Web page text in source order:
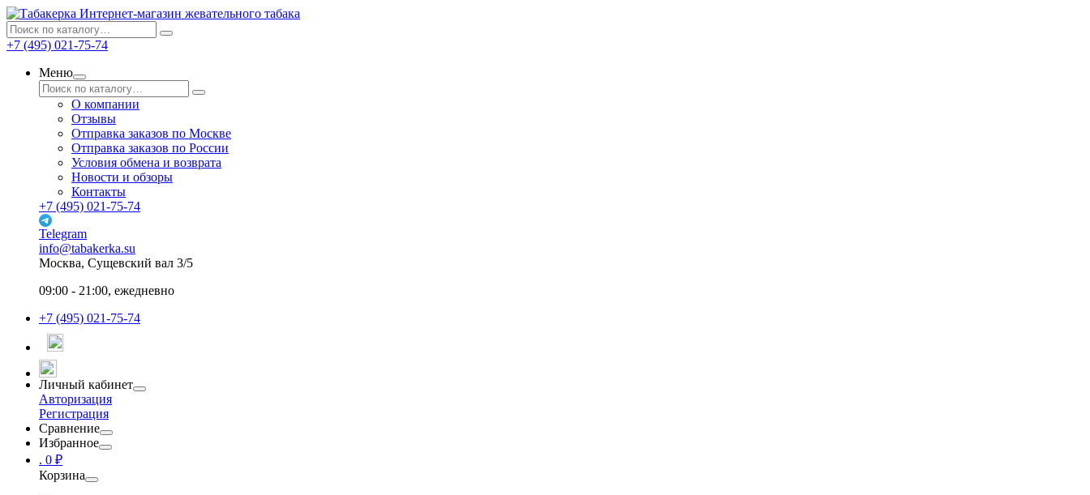
Интернет-магазин жевательного табака
+7 (495) 021-75-74
Меню
О компании
Отзывы
Отправка заказов по Москве
Отправка заказов по России
Условия обмена и возврата
Новости и обзоры
Контакты
+7 (495) 021-75-74
Telegram
info@tabakerka.su
Москва, Сущевский вал 3/5
09:00 - 21:00, ежедневно
+7 (495) 021-75-74
Личный кабинет
Авторизация
Регистрация
Сравнение
Избранное
. 0 ₽
Корзина